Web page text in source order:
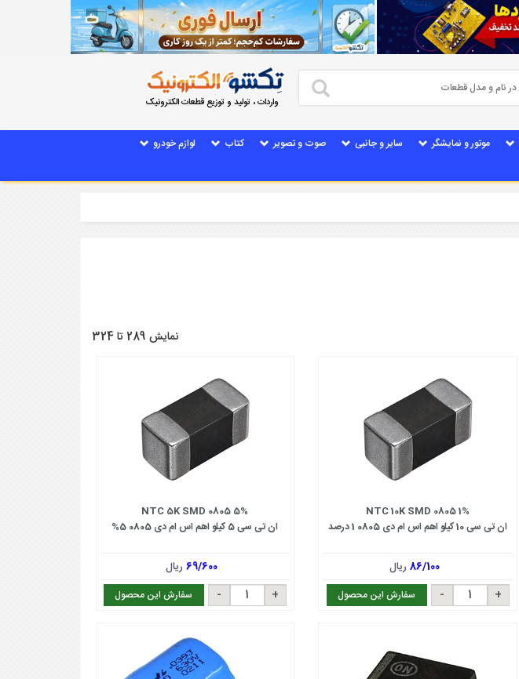
واردات ، تولید و توزیع قطعات الکترونیک
موتور و نمایشگر سایر و جانبی صوت و تصویر کتاب
لوازم خودرو
نمایش 289 تا 324
NTC 10K SMD 0805 1%
ان تی سی 10 کیلو اهم اس ام دی 0805 1 درصد
86/100ریال
سفارش این محصول
NTC 5K SMD 0805 5%
ان تی سی 5 کیلو اهم اس ام دی 0805 5%
69/600ریال
سفارش این محصول